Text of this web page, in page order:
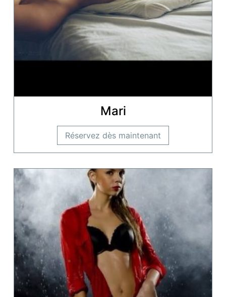
Mari
Réservez dès maintenant